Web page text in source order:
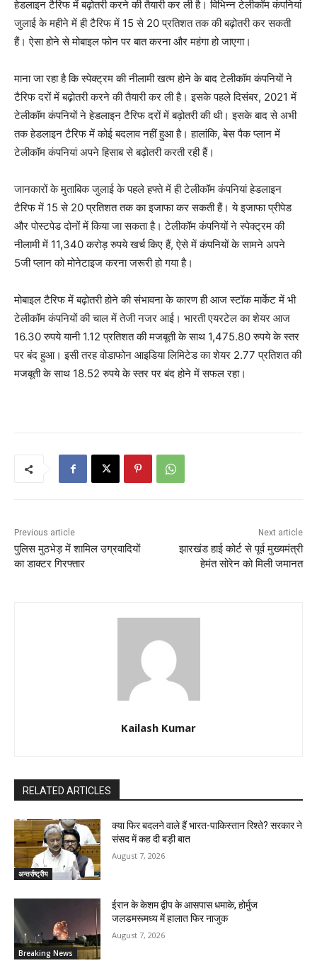
हेडलाइन टैरिफ में बढ़ोतरी करने की तैयारी कर ली है। विभिन्न टेलीकॉम कंपनियां
जुलाई के महीने में ही टैरिफ में 15 से 20 प्रतिशत तक की बढ़ोतरी कर सकती
हैं। ऐसा होने से मोबाइल फोन पर बात करना और महंगा हो जाएगा।
माना जा रहा है कि स्पेक्ट्रम की नीलामी खत्म होने के बाद टेलीकॉम कंपनियों ने
टैरिफ दरों में बढ़ोतरी करने की तैयारी कर ली है। इसके पहले दिसंबर, 2021 में
टेलीकॉम कंपनियों ने हेडलाइन टैरिफ दरों में बढ़ोतरी की थी। इसके बाद से अभी
तक हेडलाइन टैरिफ में कोई बदलाव नहीं हुआ है। हालांकि, बेस पैक प्लान में
टेलीकॉम कंपनियां अपने हिसाब से बढ़ोतरी करती रही हैं।
जानकारों के मुताबिक जुलाई के पहले हफ्ते में ही टेलीकॉम कंपनियां हेडलाइन
टैरिफ में 15 से 20 प्रतिशत तक का इजाफा कर सकती हैं। ये इजाफा प्रीपेड
और पोस्टपेड दोनों में किया जा सकता है। टेलीकॉम कंपनियों ने स्पेक्ट्रम की
नीलामी में 11,340 करोड़ रुपये खर्च किए हैं, ऐसे में कंपनियों के सामने अपने
5जी प्लान को मोनेटाइज करना जरूरी हो गया है।
मोबाइल टैरिफ में बढ़ोतरी होने की संभावना के कारण ही आज स्टॉक मार्केट में भी
टेलीकॉम कंपनियों की चाल में तेजी नजर आई। भारती एयरटेल का शेयर आज
16.30 रुपये यानी 1.12 प्रतिशत की मजबूती के साथ 1,475.80 रुपये के स्तर
पर बंद हुआ। इसी तरह वोडाफोन आइडिया लिमिटेड का शेयर 2.77 प्रतिशत की
मजबूती के साथ 18.52 रुपये के स्तर पर बंद होने में सफल रहा।
Previous article
पुलिस मुठभेड़ में शामिल उग्रवादियों
का डाक्टर गिरफ्तार
Next article
झारखंड हाई कोर्ट से पूर्व मुख्यमंत्री
हेमंत सोरेन को मिली जमानत
Kailash Kumar
RELATED ARTICLES
अन्तर्राष्ट्रीय
क्या फिर बदलने वाले हैं भारत-पाकिस्तान रिश्ते? सरकार ने
संसद में कह दी बड़ी बात
August 7, 2026
Breaking News
ईरान के केशम द्वीप के आसपास धमाके, होर्मुज
जलडमरूमध्य में हालात फिर नाजुक
August 7, 2026